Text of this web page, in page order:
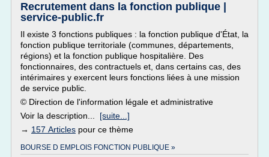
Recrutement dans la fonction publique |
service-public.fr
Il existe 3 fonctions publiques : la fonction publique d'État, la
fonction publique territoriale (communes, départements,
régions) et la fonction publique hospitalière. Des
fonctionnaires, des contractuels et, dans certains cas, des
intérimaires y exercent leurs fonctions liées à une mission
de service public.
© Direction de l'information légale et administrative
Voir la description... [suite...]
→ 157 Articles pour ce thème
BOURSE D EMPLOIS FONCTION PUBLIQUE »